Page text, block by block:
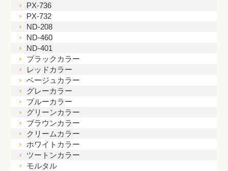
PX-736
PX-732
ND-208
ND-460
ND-401
ブラックカラー
レッドカラー
ベージュカラー
グレーカラー
ブルーカラー
グリーンカラー
ブラウンカラー
クリームカラー
ホワイトカラー
ツートンカラー
モルタル